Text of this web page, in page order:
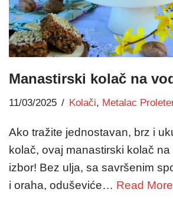
Manastirski kolač na
11/03/2025 Kolači, Metalac
Ako tražite jednostavan, brz i
kolač, ovaj manastirski kolač na
izbor! Bez ulja, sa savršenim
i oraha, oduševiće… Read